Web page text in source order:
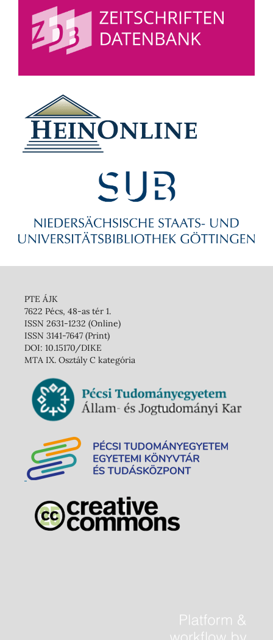
PTE ÁJK
7622 Pécs, 48-as tér 1.
ISSN 2631-1232 (Online)
ISSN 3141-7647 (Print)
DOI: 10.15170/DIKE
MTA IX. Osztály C kategória